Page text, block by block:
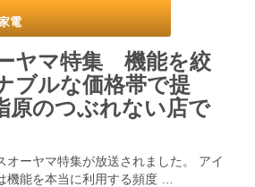
電
ヤマ特集 機能を絞
ブルな価格帯で提
のつぶれない店で
オーヤマ特集が放送されました。 アイ
機能を本当に利用する頻度 …